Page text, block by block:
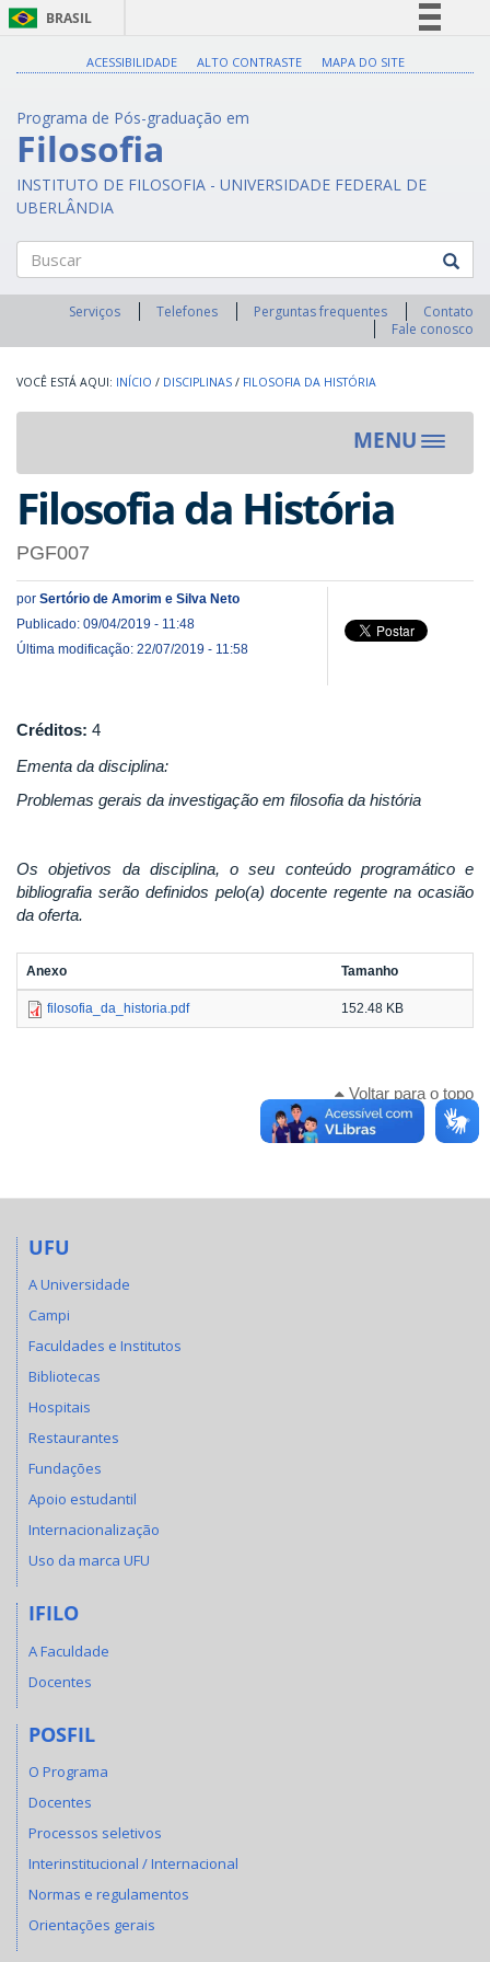
BRASIL
Legislação
ACESSIBILIDADE ALTO CONTRASTE MAPA DO SITE
Programa de Pós-graduação em
Filosofia
INSTITUTO DE FILOSOFIA - UNIVERSIDADE FEDERAL DE
UBERLÂNDIA
Buscar
Serviços Telefones Perguntas frequentes
Contato
Fale conosco
INÍCIO / DISCIPLINAS / FILOSOFIA DA HISTÓRIA
MENU
Toggle
Filosofia da História
PGF007
por Sertório de Amorim e Silva Neto
Publicado: 09/04/2019 - 11:48
Última modificação: 22/07/2019 - 11:58
Créditos: 4
Ementa da disciplina:
Problemas gerais da investigação em filosofia da história
Os objetivos da disciplina, o seu conteúdo programático e
bibliografia serão definidos pelo(a) docente regente na ocasião
da oferta.
Anexo Tamanho
filosofia_da_historia.pdf 152.48 KB
Voltar para o topo
UFU
A Universidade
Campi
Faculdades e Institutos
Bibliotecas
Hospitais
Restaurantes
Fundações
Apoio estudantil
Internacionalização
Uso da marca UFU
IFILO
A Faculdade
Docentes
POSFIL
O Programa
Docentes
Processos seletivos
Interinstitucional / Internacional
Normas e regulamentos
Orientações gerais